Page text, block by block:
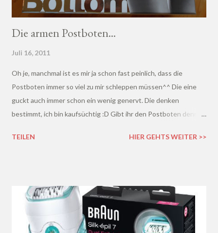
Die armen Postboten...
Juli 16, 2011
Oh je, manchmal ist es mir ja schon fast peinlich, dass die
Postboten immer so viel zu mir schleppen müssen^^ Die eine
guckt auch immer schon ein wenig genervt. Die denken
bestimmt, ich bin kaufsüchtig :D Gibt ihr den Postboten denn
paar Fotos, was ich demnächst so testen werde:
TEILEN HIER GEHTS WEITER >>